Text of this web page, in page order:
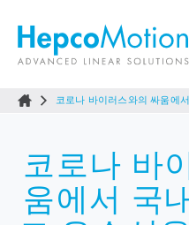
코로나 바이러스와의 싸움에
코로나 바
움에서 국